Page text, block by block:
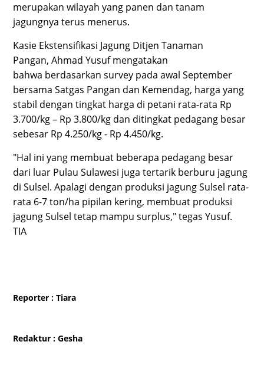
merupakan wilayah yang panen dan tanam
jagungnya terus menerus.
Kasie Ekstensifikasi Jagung Ditjen Tanaman
Pangan, Ahmad Yusuf mengatakan
bahwa berdasarkan survey pada awal September
bersama Satgas Pangan dan Kemendag, harga yang
stabil dengan tingkat harga di petani rata-rata Rp
3.700/kg – Rp 3.800/kg dan ditingkat pedagang besar
sebesar Rp 4.250/kg - Rp 4.450/kg.
"Hal ini yang membuat beberapa pedagang besar
dari luar Pulau Sulawesi juga tertarik berburu jagung
di Sulsel. Apalagi dengan produksi jagung Sulsel rata-
rata 6-7 ton/ha pipilan kering, membuat produksi
jagung Sulsel tetap mampu surplus," tegas Yusuf.
TIA
Reporter : Tiara
Redaktur : Gesha